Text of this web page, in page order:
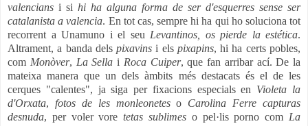
valencians i si hi ha alguna forma de ser d'esquerres sense ser
catalanista a valencia. En tot cas, sempre hi ha qui ho soluciona tot
recorrent a Unamuno i el seu Levantinos, os pierde la estética.
Altrament, a banda delspixavinsi els pixapins, hi ha certs pobles,
com Monòver, La Sella i Roca Cuiper, que fan arribar ací. De la
mateixa manera que un dels àmbits més destacats és el de les
cerques "calentes", ja siga per fixacions especials en Violeta la
d'Orxata, fotos de les monleoneteso Carolina Ferre capturas
desnuda, per voler voretetas sublimes o pel·lis porno com La